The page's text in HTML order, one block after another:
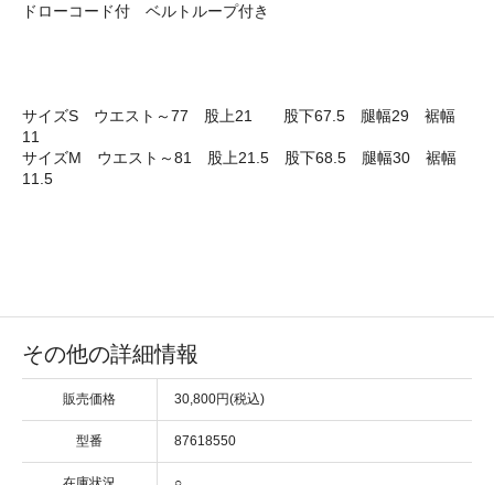
ドローコード付 ベルトループ付き
サイズS ウエスト～77 股上21 股下67.5 腿幅29 裾幅
11
サイズM ウエスト～81 股上21.5 股下68.5 腿幅30 裾幅
11.5
その他の詳細情報
販売価格 30,800円(税込)
型番 87618550